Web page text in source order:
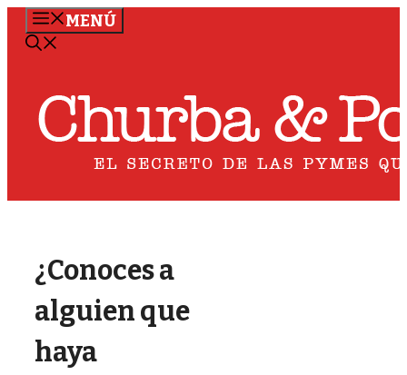
Saltar
MENÚ
¿Conoces a
alguien que
haya